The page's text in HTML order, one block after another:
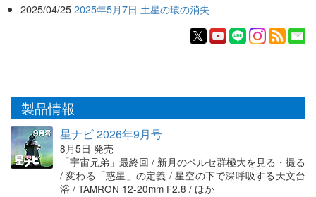
2025/04/25 2025年5月7日 土星の環の消失
製品情報
星ナビ 2026年9月号
8月5日 発売
「宇宙兄弟」最終回 / 新月のペルセ群極大を見る・撮る
/ 変わる「惑星」の定義 / 星空の下で深呼吸する天文台
浴 / TAMRON 12-20mm F2.8 / ほか